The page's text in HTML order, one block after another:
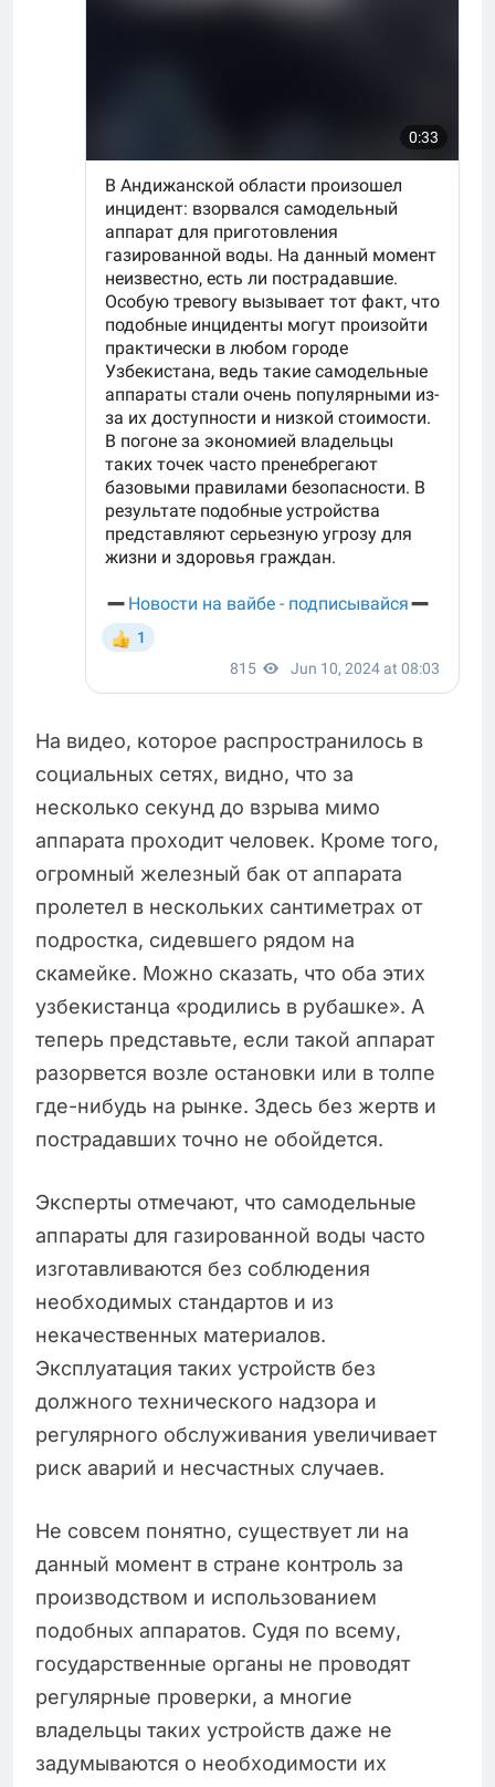
На видео, которое распространилось в
социальных сетях, видно, что за
несколько секунд до взрыва мимо
аппарата проходит человек. Кроме того,
огромный железный бак от аппарата
пролетел в нескольких сантиметрах от
подростка, сидевшего рядом на
скамейке. Можно сказать, что оба этих
узбекистанца «родились в рубашке». А
теперь представьте, если такой аппарат
разорвется возле остановки или в толпе
где-нибудь на рынке. Здесь без жертв и
пострадавших точно не обойдется.
Эксперты отмечают, что самодельные
аппараты для газированной воды часто
изготавливаются без соблюдения
необходимых стандартов и из
некачественных материалов.
Эксплуатация таких устройств без
должного технического надзора и
регулярного обслуживания увеличивает
риск аварий и несчастных случаев.
Не совсем понятно, существует ли на
данный момент в стране контроль за
производством и использованием
подобных аппаратов. Судя по всему,
государственные органы не проводят
регулярные проверки, а многие
владельцы таких устройств даже не
задумываются о необходимости их